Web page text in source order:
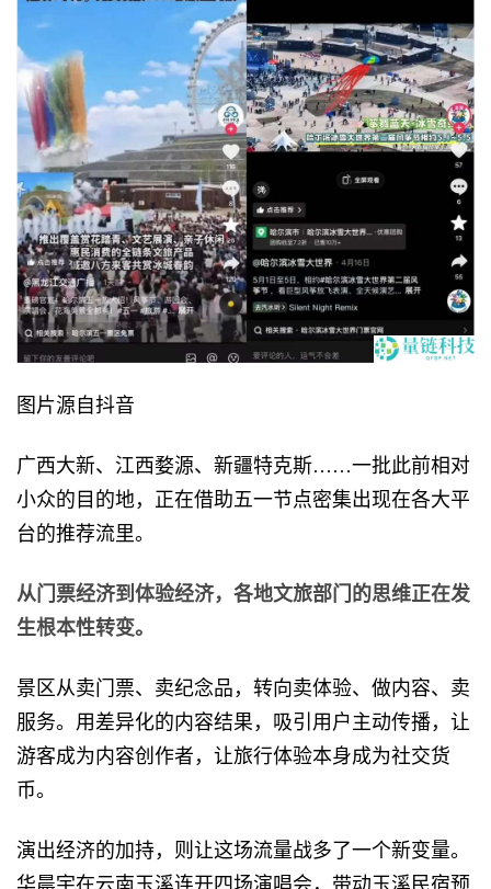
图片源自抖音
广西大新、江西婺源、新疆特克斯……一批此前相对
小众的目的地，正在借助五一节点密集出现在各大平
台的推荐流里。
从门票经济到体验经济，各地文旅部门的思维正在发
生根本性转变。
景区从卖门票、卖纪念品，转向卖体验、做内容、卖
服务。用差异化的内容结果，吸引用户主动传播，让
游客成为内容创作者，让旅行体验本身成为社交货
币。
演出经济的加持，则让这场流量战多了一个新变量。
华晨宇在云南玉溪连开四场演唱会，带动玉溪民宿预